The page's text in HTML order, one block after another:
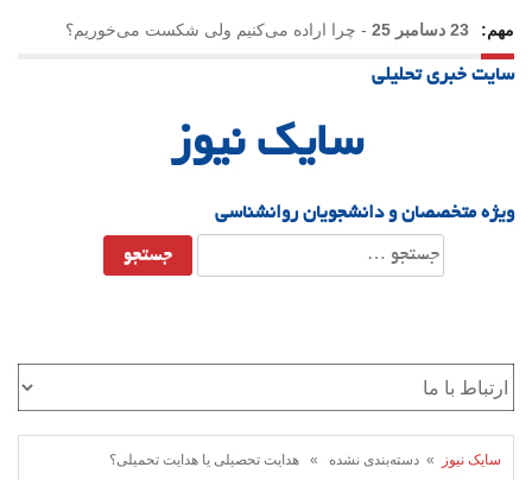
مهم: 23 دسامبر 25 - چرا اراده می‌کنیم ولی شکست می‌خوریم؟
21 دسامبر 25
سایت خبری تحلیلی
سایک نیوز
ویژه متخصصان و دانشجویان روانشناسی
جستجو
برای:
سایک نیوز » دسته‌بندی نشده » هدایت تحصیلی یا هدایت تحمیلی؟